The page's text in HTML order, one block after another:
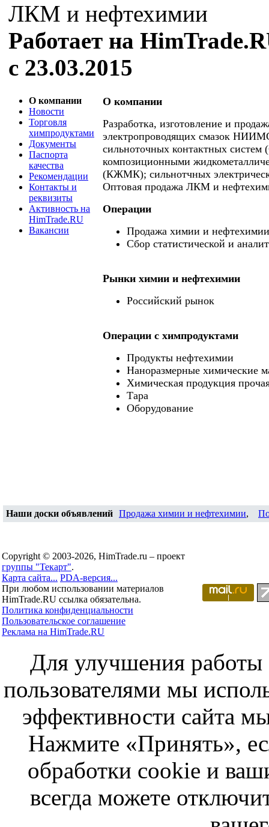
ЛКМ и нефтехимии
Работает на
с 23.03.2015
О компании
Новости
Торговля
химпродуктами
Документы
Паспорта
качества
Рекомендации
Контакты и
реквизиты
Активность на
HimTrade.RU
Вакансии
О компании
Разработка, изготовление и
электропроводящих смазок
сильноточных контактных
композиционными
(КЖМК); сильнотчных
Оптовая продажа ЛКМ и
Операции
Продажа химии и нефтехимии
Сбор статистической и
Рынки химии и нефтехимии
Российский рынок
Операции c химпродуктами
Продукты нефтехимии
Наноразмерные химические
Химическая продукция
Тара
Оборудование
Наши доски объявлений Продажа химии и нефтехимии,
Copyright © 2003-2026, HimTrade.ru – проект
группы "Текарт".
Карта сайта... PDA-версия...
При любом использовании материалов
HimTrade.RU ссылка обязательна.
Политика конфиденциальности
Пользовательское соглашение
Реклама на HimTrade.RU
Для улучшения работы
пользователями мы
эффективности сайта
Нажмите «Принять»,
обработки cookie и
всегда можете